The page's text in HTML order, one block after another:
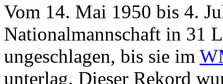
Vom 14. Mai 1950 bis 4.
Nationalmannschaft in 31
ungeschlagen, bis sie im
unterlag. Dieser Rekord